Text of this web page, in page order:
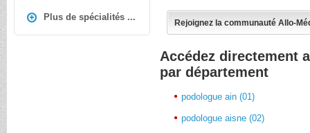
Plus de spécialités ...
Rejoignez la communauté Allo-
Accédez directement
par département
podologue ain (01)
podologue aisne (02)